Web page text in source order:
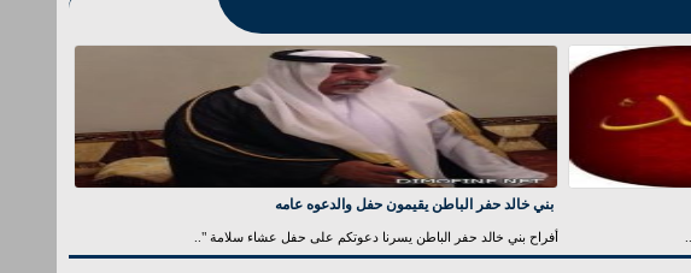
بني خالد حفر الباطن يقيمون حفل والدعوه عامه
أفراح بني خالد حفر الباطن يسرنا دعوتكم على حفل عشاء سلامة "..